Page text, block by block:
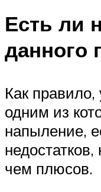
Есть ли
данного
Как
одним из
напыление,
чем плюсов.